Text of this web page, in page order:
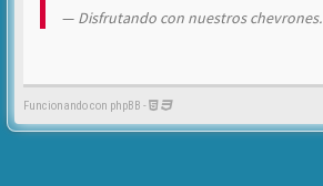
Disfrutando con nuestros chevrones.
Funcionando con phpBB -